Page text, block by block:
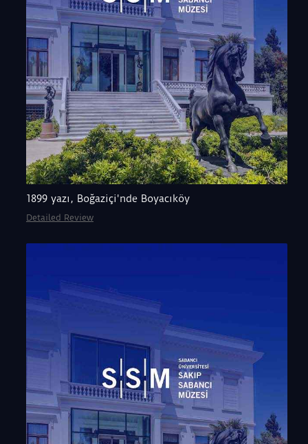
1899 yazı, Boğaziçi'nde Boyacıköy
Detailed Review